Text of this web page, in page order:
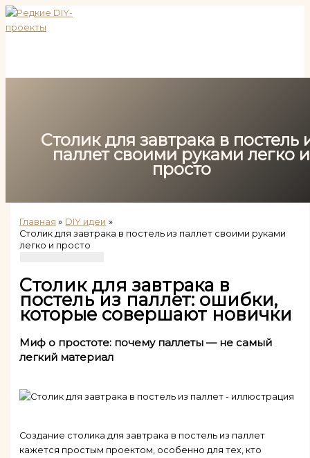
Перейти
к
Столик для завтрака в постель
паллет своими руками легко и
просто
Главная
DIY идеи
Столик для завтрака в постель из паллет своими руками
легко и просто
Столик для завтрака в
постель из паллет: ошибки,
которые совершают новички
Миф о простоте: почему паллеты — не самый
легкий материал
Создание столика для завтрака в постель из паллет
кажется простым проектом, особенно для тех, кто